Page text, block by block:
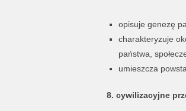
opisuje genezę
charakteryzuje
państwa,
umieszcza
8. cywilizacyjne